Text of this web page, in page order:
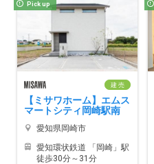
Pick up
建 売
【ミサワホーム】エムス
マートシティ岡崎駅南
愛知県岡崎市
愛知環状鉄道 「岡崎」駅
徒歩30分～31分